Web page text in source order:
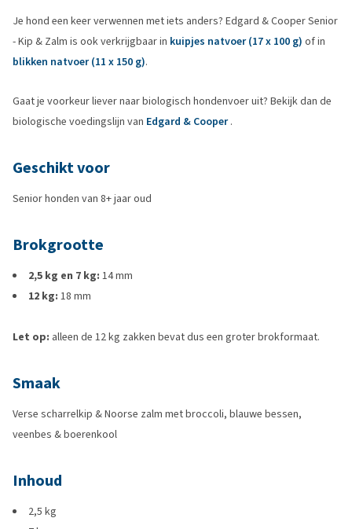
Je hond een keer verwennen met iets anders? Edgard & Cooper Senior
- Kip & Zalm is ook verkrijgbaar in kuipjes natvoer (17 x 100 g) of in
blikken natvoer (11 x 150 g).
Gaat je voorkeur liever naar biologisch hondenvoer uit? Bekijk dan de
biologische voedingslijn van Edgard & Cooper.
Geschikt voor
Senior honden van 8+ jaar oud
Brokgrootte
2,5 kg en 7 kg: 14 mm
12 kg: 18 mm
Let op: alleen de 12 kg zakken bevat dus een groter brokformaat.
Smaak
Verse scharrelkip & Noorse zalm met broccoli, blauwe bessen,
veenbes & boerenkool
Inhoud
2,5 kg